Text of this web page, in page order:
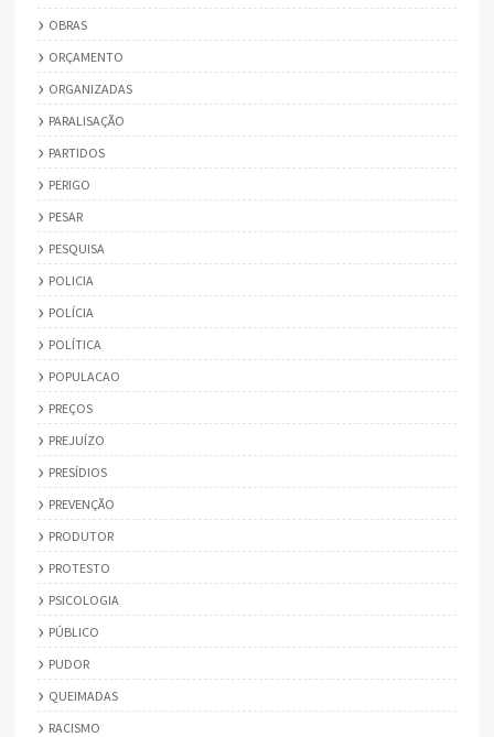
OBRAS
ORÇAMENTO
ORGANIZADAS
PARALISAÇÃO
PARTIDOS
PERIGO
PESAR
PESQUISA
POLICIA
POLÍCIA
POLÍTICA
POPULACAO
PREÇOS
PREJUÍZO
PRESÍDIOS
PREVENÇÃO
PRODUTOR
PROTESTO
PSICOLOGIA
PÚBLICO
PUDOR
QUEIMADAS
RACISMO